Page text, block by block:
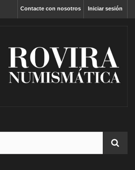
Iniciar sesión
Contacte con nosotros